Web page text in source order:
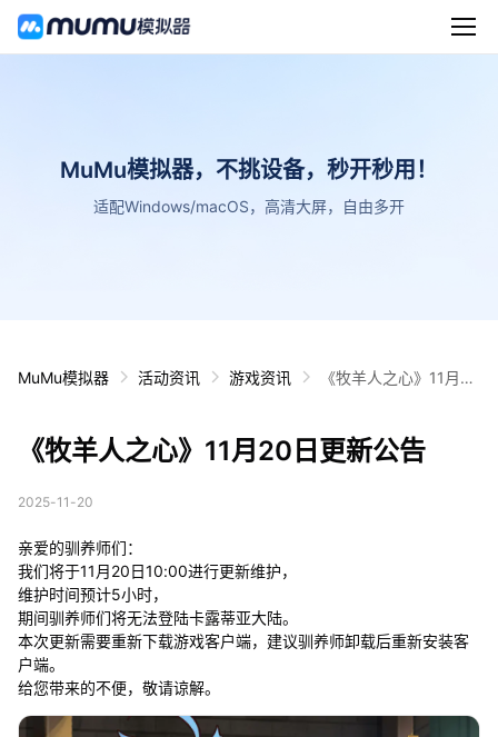
MuMu模拟器，不挑设备，秒开秒用！
适配Windows/macOS，高清大屏，自由多开
MuMu模拟器 活动资讯 游戏资讯
《牧羊人之心》11月20
《牧羊人之心》11月20日更新公告
2025-11-20
亲爱的驯养师们：
我们将于11月20日10:00进行更新维护，
维护时间预计5小时，
期间驯养师们将无法登陆卡露蒂亚大陆。
本次更新需要重新下载游戏客户端，建议驯养师卸载后重新安装客
户端。
给您带来的不便，敬请谅解。